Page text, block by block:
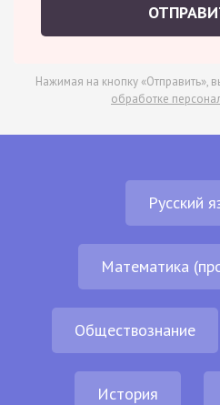
Нажимая на кнопку «Отправить»,
обработке
Русский
Математика
Обществознание
История